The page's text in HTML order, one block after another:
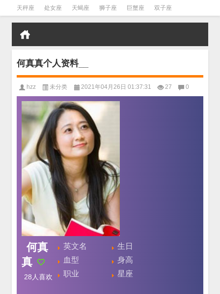
天秤座 处女座 天蝎座 狮子座 巨蟹座 双子座
金牛座 双鱼座 水瓶座
何真真个人资料__
hzz 未分类 2021年04月26日 01:37:31 27 0
何真
真
28 人喜欢
英文名
生日
血型
身高
职业
星座